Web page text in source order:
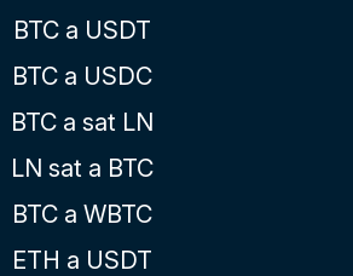
BTC a USDT
BTC a USDC
BTC a sat LN
LN sat a BTC
BTC a WBTC
ETH a USDT